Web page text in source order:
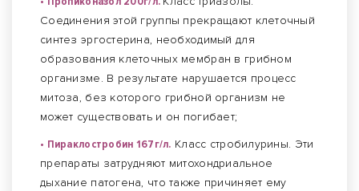
Соединения этой группы прекращают клеточный
синтез эргостерина, необходимый для
образования клеточных мембран в грибном
организме. В результате нарушается процесс
митоза, без которого грибной организм не
может существовать и он погибает;
• Пираклостробин 167г/л. Класс стробилурины. Эти
препараты затрудняют митохондриальное
дыхание патогена, что также причиняет ему